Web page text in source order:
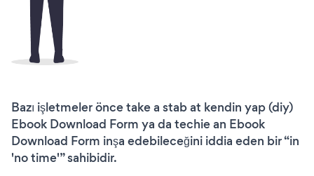
Bazı işletmeler önce take a stab at kendin yap (diy)
Ebook Download Form ya da techie an Ebook
Download Form inşa edebileceğini iddia eden bir “in
'no time'” sahibidir.